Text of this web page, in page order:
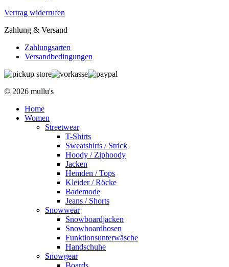
Vertrag widerrufen
Zahlung & Versand
Zahlungsarten
Versandbedingungen
© 2026 mullu's
Home
Women
Streetwear
T-Shirts
Sweatshirts / Strick
Hoody / Ziphoody
Jacken
Hemden / Tops
Kleider / Röcke
Bademode
Jeans / Shorts
Snowwear
Snowboardjacken
Snowboardhosen
Funktionsunterwäsche
Handschuhe
Snowgear
Boards